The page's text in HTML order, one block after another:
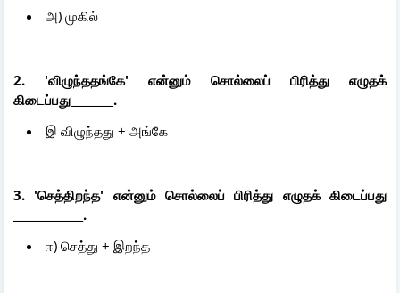
அ) முகில்
2. 'விழுந்ததங்கே' என்னும் சொல்லைப் பிரித்து எழுதக்
கிடைப்பது________.
இ விழுந்தது + அங்கே
3. 'செத்திறந்த' என்னும் சொல்லைப் பிரித்து எழுதக் கிடைப்பது
_____________.
ஈ) செத்து + இறந்த